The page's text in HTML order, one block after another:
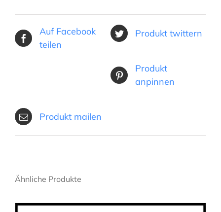
Auf Facebook
teilen
Produkt twittern
Produkt
anpinnen
Produkt mailen
Ähnliche Produkte